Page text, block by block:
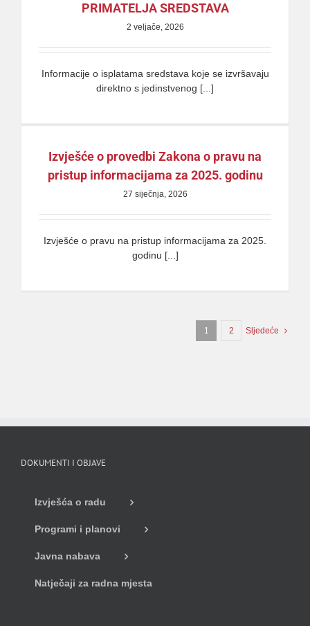
PRIMATELJA SREDSTAVA
2 veljače, 2026
Informacije o isplatama sredstava koje se izvršavaju
direktno s jedinstvenog [...]
Izvješće o provedbi Zakona o pravu na
pristup informacijama za 2025. godinu
27 siječnja, 2026
Izvješće o pravu na pristup informacijama za 2025.
godinu [...]
1 2 Sljedeće
DOKUMENTI I OBJAVE
Izvješća o radu
Programi i planovi
Javna nabava
Natječaji za radna mjesta